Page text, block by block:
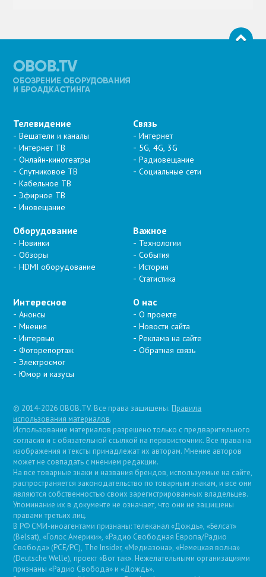
Телевидение
Вещатели и каналы
Интернет ТВ
Онлайн-кинотеатры
Спутниковое ТВ
Кабельное ТВ
Эфирное ТВ
Иновещание
Связь
Интернет
5G, 4G, 3G
Радиовещание
Социальные сети
Оборудование
Новинки
Обзоры
HDMI оборудование
Важное
Технологии
События
История
Статистика
Интересное
Анонсы
Мнения
Интервью
Фоторепортаж
Электросмог
Юмор и казусы
О нас
О проекте
Новости сайта
Реклама на сайте
Обратная связь
© 2014-2026 OBOB.TV. Все права защищены. Правила
использования материалов.
Использование материалов разрешено только с предварительного
согласия и с обязательной ссылкой на первоисточник. Все права на
изображения и тексты принадлежат их авторам. Мнение авторов
может не совпадать с мнением редакции.
На все товарные знаки и названия брендов, используемые на сайте,
распространяется законодательство по товарным знакам, и все они
являются собственностью своих зарегистрированных владельцев.
Упоминание их в документе не означает, что они не защищены
правами третьих лиц.
В РФ СМИ-иноагентами признаны: телеканал «Дождь», «Белсат»
(Belsat), «Голос Америки», «Радио Свободная Европа/Радио
Свобода» (PCE/PC), The Insider, «Медиазона», «Немецкая волна»
(Deutsche Welle), проект «Вот так». Нежелательными организациями
признаны «Радио Свобода» и «Дождь».